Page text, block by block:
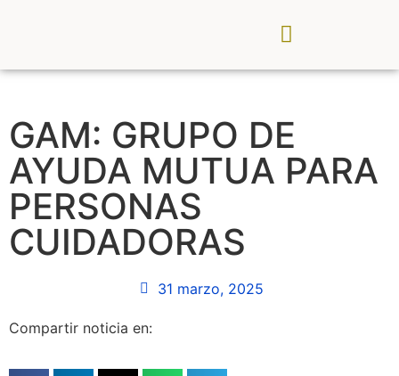
GAM: GRUPO DE
AYUDA MUTUA PARA
PERSONAS
CUIDADORAS
31 marzo, 2025
Compartir noticia en: